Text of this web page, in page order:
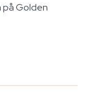
på Golden